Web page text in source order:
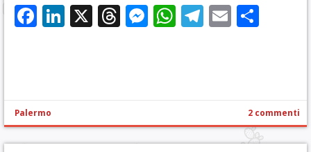
Facebook
LinkedIn
X Threads
Messenger
WhatsApp
Telegram
Email
Palermo 2 commenti